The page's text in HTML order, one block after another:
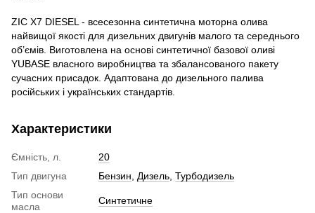
ZIC X7 DIESEL - всесезонна синтетична моторна олива
найвищої якості для дизельних двигунів малого та середнього
об’ємів. Виготовлена на основі синтетичної базової оливі
YUBASE власного виробництва та збалансованого пакету
сучасних присадок. Адаптована до дизельного палива
російських і українських стандартів.
Характеристики
Ємність, л.
20
Тип двигуна
Бензин Дизель Турбодизель
Тип основи
масла
Синтетичне